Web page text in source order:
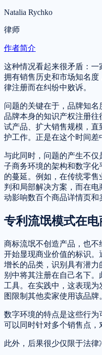
Natalia Rychko
律师
作者简介
这种情况看起来很矛盾：一
拥有销售历史和市场知名
律注册而在纠纷中败诉。
问题的关键在于，品牌知
品牌本身的知识产权注册往
试产品、扩大销售规模，
护工作。正是在这个时间差
与此同时，问题的产生不
子商务环境的架构和数字
的蔓延。例如，在传统零
判和局部解决方案，而在
动影响数百个商品详情页和
专利流氓模式在
商标流氓不创造产品，也
开始显现商业价值的标识
增长的品类，识别具有潜
别中将其注册在自己名下。
工具。在实践中，这表现
图限制其他卖家使用该品牌
数字环境的特点是这些行
可以同时针对多个销售点，
此外，后果很少仅限于法律